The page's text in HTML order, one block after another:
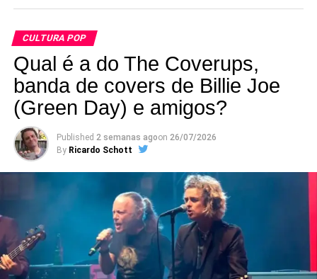
PISSED JEANS: Barulho do bom. O quarteto veio de
Allentown, Pennsilvânia, e é influenciadíssimo pelo punk
e pela cena pós-hardcore, de grupos como Big Black e
Rites Of Spring. No dia 24 de fevereiro lançaram o quinto
disco, e o quarto pela Sub Pop,”Why love now”. No line-
up, Matt Korvette (voz), Brad Fry (guitarra), Randy Huth
(baixo) e Sean McGuinness (bateria). Aí embaixo, você
conhece “The bar is low”, do novo disco.
CULTURA POP
Qual é a do The Coverups,
banda de covers de Billie Joe
(Green Day) e amigos?
Published 2 semanas agoon 26/07/2026
By Ricardo Schott